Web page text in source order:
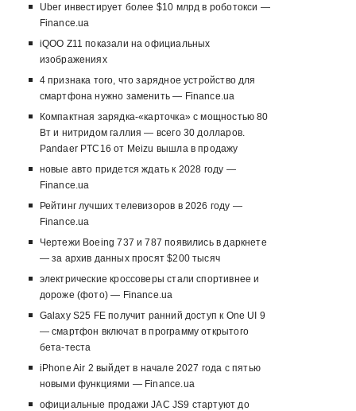
Uber инвестирует более $10 млрд в роботокси —
Finance.ua
iQOO Z11 показали на официальных
изображениях
4 признака того, что зарядное устройство для
смартфона нужно заменить — Finance.ua
Компактная зарядка-«карточка» с мощностью 80
Вт и нитридом галлия — всего 30 долларов.
Pandaer PTC16 от Meizu вышла в продажу
новые авто придется ждать к 2028 году —
Finance.ua
Рейтинг лучших телевизоров в 2026 году —
Finance.ua
Чертежи Boeing 737 и 787 появились в даркнете
— за архив данных просят $200 тысяч
электрические кроссоверы стали спортивнее и
дороже (фото) — Finance.ua
Galaxy S25 FE получит ранний доступ к One UI 9
— смартфон включат в программу открытого
бета-теста
iPhone Air 2 выйдет в начале 2027 года с пятью
новыми функциями — Finance.ua
официальные продажи JAC JS9 стартуют до